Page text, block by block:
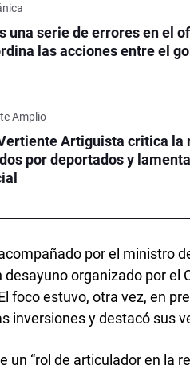
una serie de errores en el
las acciones entre el
Amplio
Artiguista critica la
por deportados y
por el ministro
organizado por el
foco estuvo, otra vez, en
inversiones y destacó sus
un “rol de articulador en la